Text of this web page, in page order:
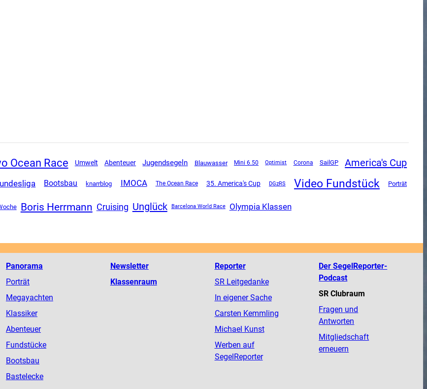
Ocean Race Umwelt Abenteuer Jugendsegeln Blauwasser Mini 6.50 Optimist Corona SailGP America's Cup
Bootsbau knarrblog IMOCA The Ocean Race 35. America's Cup DGzRS Video Fundstück Porträt
Boris Herrmann Cruising Unglück Barcelona World Race Olympia Klassen
Panorama
Porträt
Megayachten
Klassiker
Abenteuer
Fundstücke
Bootsbau
Bastelecke
Newsletter
Klassenraum
Reporter
SR Leitgedanke
In eigener Sache
Carsten Kemmling
Michael Kunst
Werben auf
SegelReporter
Der SegelReporter-
Podcast
SR Clubraum
Fragen und
Antworten
Mitgliedschaft
erneuern